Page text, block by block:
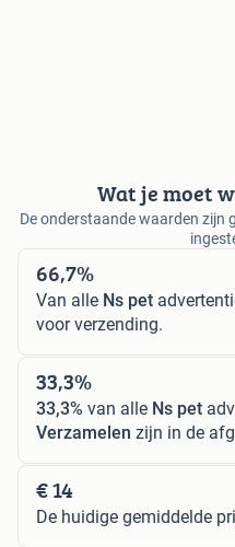
Wat je moet
De onderstaande waarden zijn
66,7%
Van alle Ns pet
voor verzending.
33,3%
33,3% van alle Ns pet
Verzamelen zijn in de
€ 14
De huidige gemiddelde